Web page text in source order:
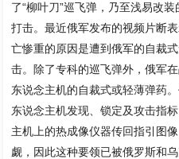
了“柳叶刀”巡飞弹，乃至浅易改
打击。最近俄军发布的视频片断
亡惨重的原因是遭到俄军的自裁
击。除了专科的巡飞弹外，俄军
东说念主机的自裁式或轻薄弹药
东说念主机发现、锁定及攻击指
主机上的热成像仪器传回指引图
觑，因此这种要领已被俄罗斯和乌